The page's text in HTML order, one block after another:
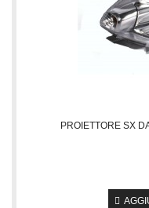
PROIETTORE SX